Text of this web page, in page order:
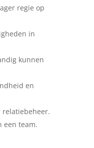
regie op
in
kunnen
en
relatiebeheer.
een team.